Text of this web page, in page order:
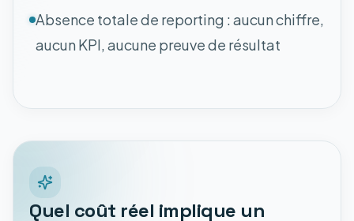
Absence totale de reporting : aucun chiffre,
aucun KPI, aucune preuve de résultat
Quel coût réel implique un